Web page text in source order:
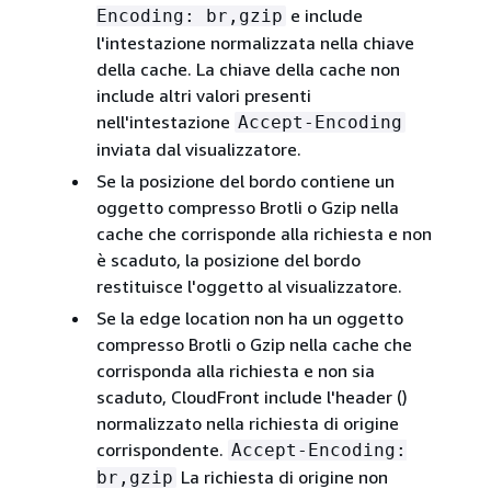
Encoding: br,gzip e include
l'intestazione normalizzata nella chiave
della cache. La chiave della cache non
include altri valori presenti
nell'intestazione Accept-Encoding
inviata dal visualizzatore.
Se la posizione del bordo contiene un
oggetto compresso Brotli o Gzip nella
cache che corrisponde alla richiesta e non
è scaduto, la posizione del bordo
restituisce l'oggetto al visualizzatore.
Se la edge location non ha un oggetto
compresso Brotli o Gzip nella cache che
corrisponda alla richiesta e non sia
scaduto, CloudFront include l'header ()
normalizzato nella richiesta di origine
corrispondente. Accept-Encoding:
br,gzip La richiesta di origine non